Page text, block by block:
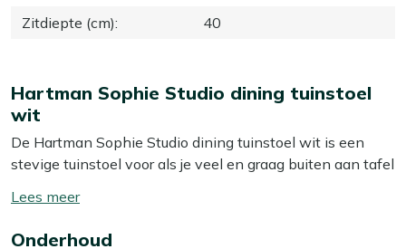
Zitdiepte (cm): 40
Hartman Sophie Studio dining tuinstoel
wit
De Hartman Sophie Studio dining tuinstoel wit is een
stevige tuinstoel voor als je veel en graag buiten aan tafel
in de rugleuning zit je net wat relaxter dan op een
Toon/verberg
meer
Onderhoud